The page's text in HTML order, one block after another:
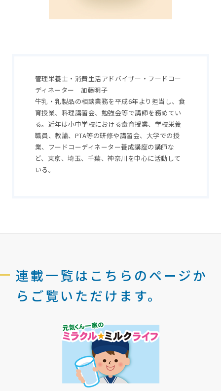
管理栄養士・消費生活アドバイザー・フードコー
ディネーター 加藤明子
牛乳・乳製品の相談業務を平成6年より担当し、食
育授業、料理講習会、勉強会等で講師を務めてい
る。近年は小中学校における食育授業、学校栄養
職員、教諭、PTA等の研修や講習会、大学での授
業、フードコーディネーター養成講座の講師な
ど、東京、埼玉、千葉、神奈川を中心に活動して
いる。
連載一覧はこちらのページか
らご覧いただけます。